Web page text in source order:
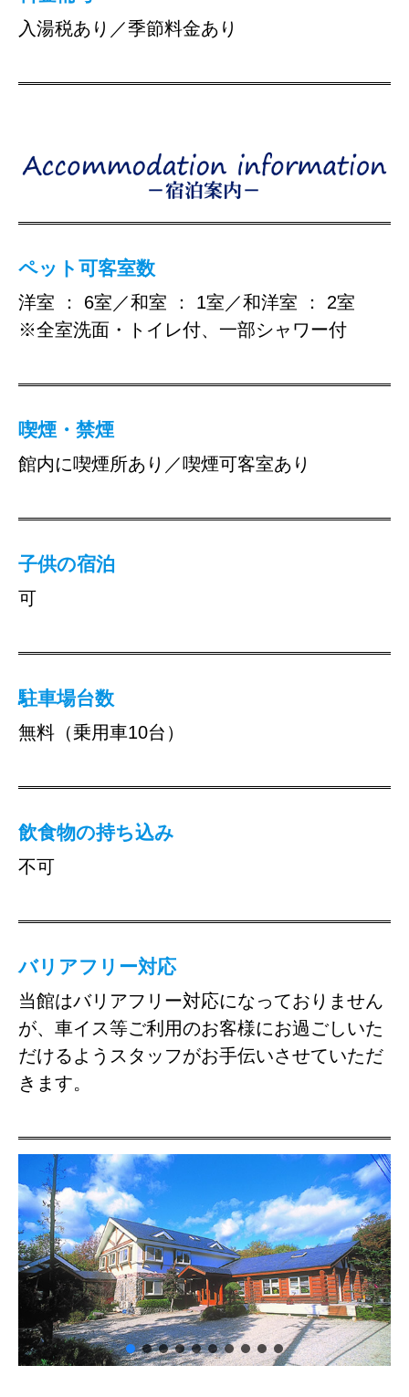
入湯税あり／季節料金あり
ペット可客室数
洋室 ： 6室／和室 ： 1室／和洋室 ： 2室
※全室洗面・トイレ付、一部シャワー付
喫煙・禁煙
館内に喫煙所あり／喫煙可客室あり
子供の宿泊
可
駐車場台数
無料（乗用車10台）
飲食物の持ち込み
不可
バリアフリー対応
当館はバリアフリー対応になっておりません
が、車イス等ご利用のお客様にお過ごしいた
だけるようスタッフがお手伝いさせていただ
きます。